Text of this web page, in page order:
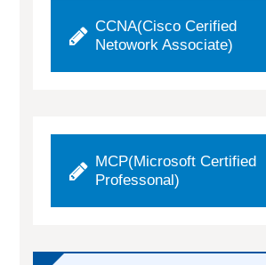
CCNA(Cisco Cerified
Netowork Associate)
MCP(Microsoft Certified
Professonal)